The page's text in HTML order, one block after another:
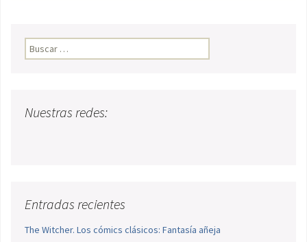
Buscar:
Nuestras redes:
Entradas recientes
The Witcher. Los cómics clásicos: Fantasía añeja